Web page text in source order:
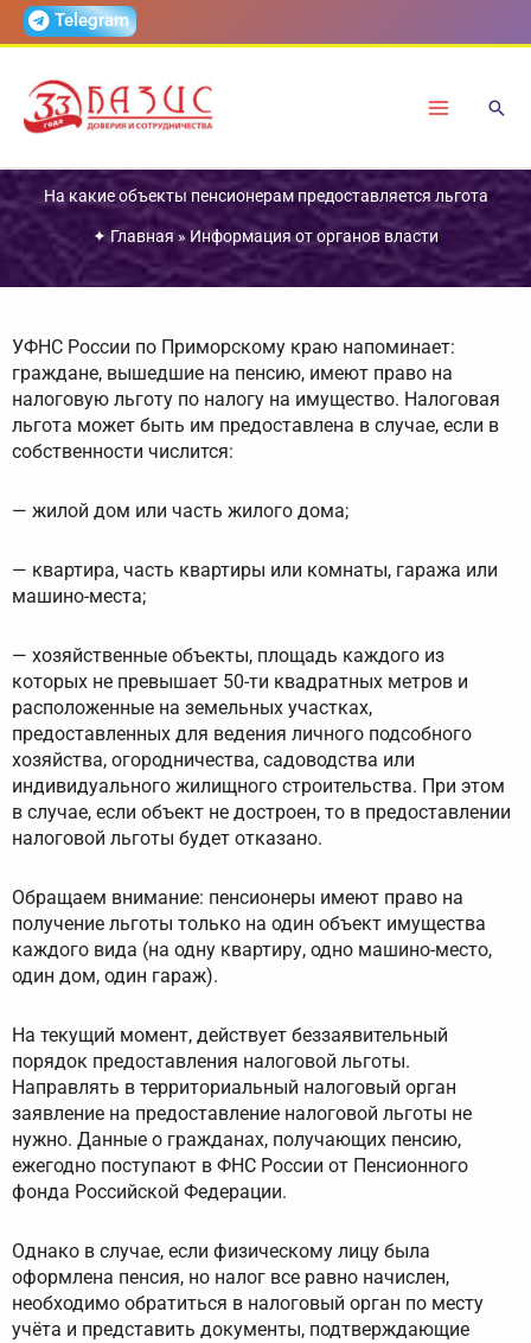
ПерейтиTelegram
На какие объекты пенсионерам предоставляется льгота
✦ Главная»Информация от органов власти
УФНС России по Приморскому краю напоминает:
граждане, вышедшие на пенсию, имеют право на
налоговую льготу по налогу на имущество. Налоговая
льгота может быть им предоставлена в случае, если в
собственности числится:
— жилой дом или часть жилого дома;
— квартира, часть квартиры или комнаты, гаража или
машино-места;
— хозяйственные объекты, площадь каждого из
которых не превышает 50-ти квадратных метров и
расположенные на земельных участках,
предоставленных для ведения личного подсобного
хозяйства, огородничества, садоводства или
индивидуального жилищного строительства. При этом
в случае, если объект не достроен, то в предоставлении
налоговой льготы будет отказано.
Обращаем внимание: пенсионеры имеют право на
получение льготы только на один объект имущества
каждого вида (на одну квартиру, одно машино-место,
один дом, один гараж).
На текущий момент, действует беззаявительный
порядок предоставления налоговой льготы.
Направлять в территориальный налоговый орган
заявление на предоставление налоговой льготы не
нужно. Данные о гражданах, получающих пенсию,
ежегодно поступают в ФНС России от Пенсионного
фонда Российской Федерации.
Однако в случае, если физическому лицу была
оформлена пенсия, но налог все равно начислен,
необходимо обратиться в налоговый орган по месту
учёта и представить документы, подтверждающие